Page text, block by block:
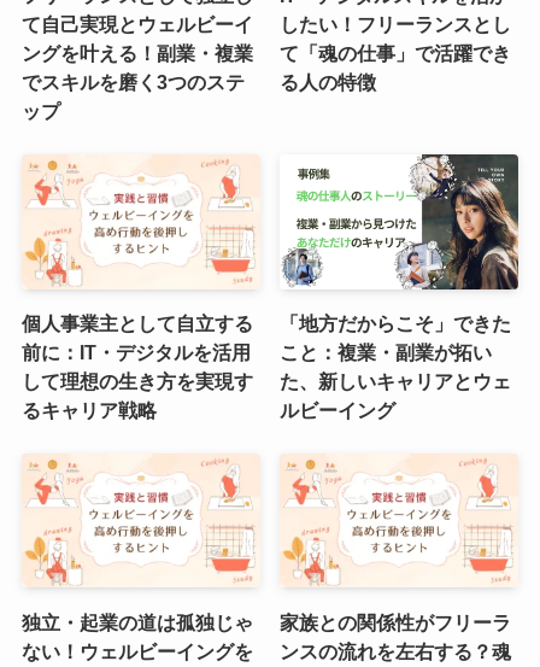
て自己実現とウェルビーイ
ングを叶える！副業・複業
でスキルを磨く3つのステ
ップ
したい！フリーランスとし
て「魂の仕事」で活躍でき
る人の特徴
個人事業主として自立する
前に：IT・デジタルを活用
して理想の生き方を実現す
るキャリア戦略
「地方だからこそ」できた
こと：複業・副業が拓い
た、新しいキャリアとウェ
ルビーイング
独立・起業の道は孤独じゃ
ない！ウェルビーイングを
家族との関係性がフリーラ
ンスの流れを左右する？魂